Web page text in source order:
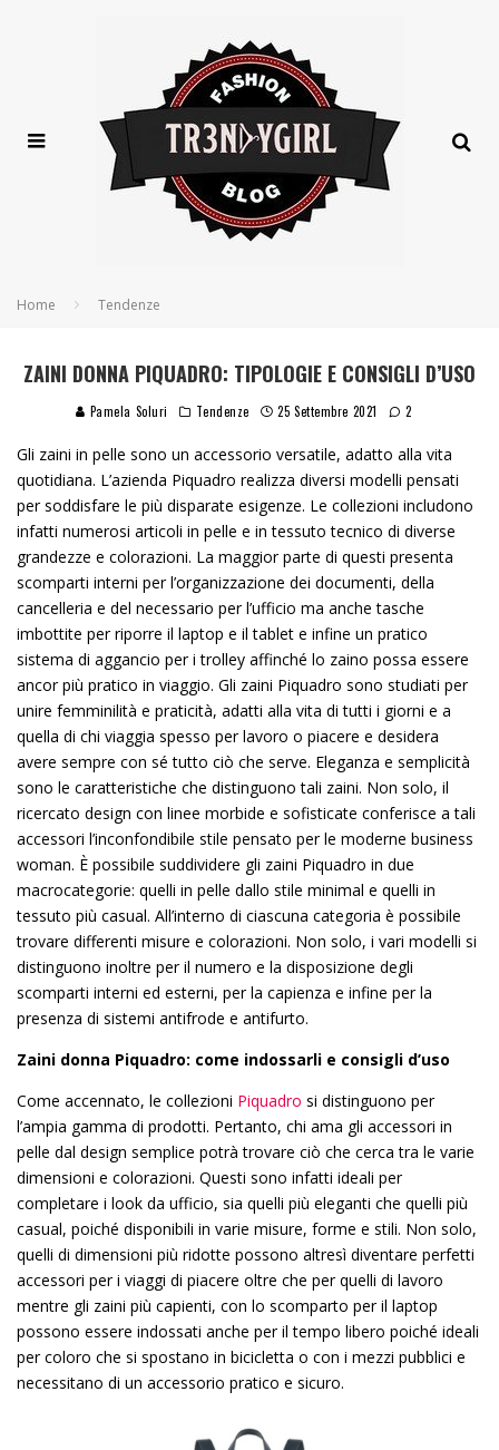
Home Tendenze
ZAINI DONNA PIQUADRO: TIPOLOGIE E CONSIGLI D’USO
Pamela Soluri Tendenze 25 Settembre 2021 2
Gli zaini in pelle sono un accessorio versatile, adatto alla vita
quotidiana. L’azienda Piquadro realizza diversi modelli pensati
per soddisfare le più disparate esigenze. Le collezioni includono
infatti numerosi articoli in pelle e in tessuto tecnico di diverse
grandezze e colorazioni. La maggior parte di questi presenta
scomparti interni per l’organizzazione dei documenti, della
cancelleria e del necessario per l’ufficio ma anche tasche
imbottite per riporre il laptop e il tablet e infine un pratico
sistema di aggancio per i trolley affinché lo zaino possa essere
ancor più pratico in viaggio. Gli zaini Piquadro sono studiati per
unire femminilità e praticità, adatti alla vita di tutti i giorni e a
quella di chi viaggia spesso per lavoro o piacere e desidera
avere sempre con sé tutto ciò che serve. Eleganza e semplicità
sono le caratteristiche che distinguono tali zaini. Non solo, il
ricercato design con linee morbide e sofisticate conferisce a tali
accessori l’inconfondibile stile pensato per le moderne business
woman. È possibile suddividere gli zaini Piquadro in due
macrocategorie: quelli in pelle dallo stile minimal e quelli in
tessuto più casual. All’interno di ciascuna categoria è possibile
trovare differenti misure e colorazioni. Non solo, i vari modelli si
distinguono inoltre per il numero e la disposizione degli
scomparti interni ed esterni, per la capienza e infine per la
presenza di sistemi antifrode e antifurto.
Zaini donna Piquadro: come indossarli e consigli d’uso
Come accennato, le collezioni Piquadro si distinguono per
l’ampia gamma di prodotti. Pertanto, chi ama gli accessori in
pelle dal design semplice potrà trovare ciò che cerca tra le varie
dimensioni e colorazioni. Questi sono infatti ideali per
completare i look da ufficio, sia quelli più eleganti che quelli più
casual, poiché disponibili in varie misure, forme e stili. Non solo,
quelli di dimensioni più ridotte possono altresì diventare perfetti
accessori per i viaggi di piacere oltre che per quelli di lavoro
mentre gli zaini più capienti, con lo scomparto per il laptop
possono essere indossati anche per il tempo libero poiché ideali
per coloro che si spostano in bicicletta o con i mezzi pubblici e
necessitano di un accessorio pratico e sicuro.